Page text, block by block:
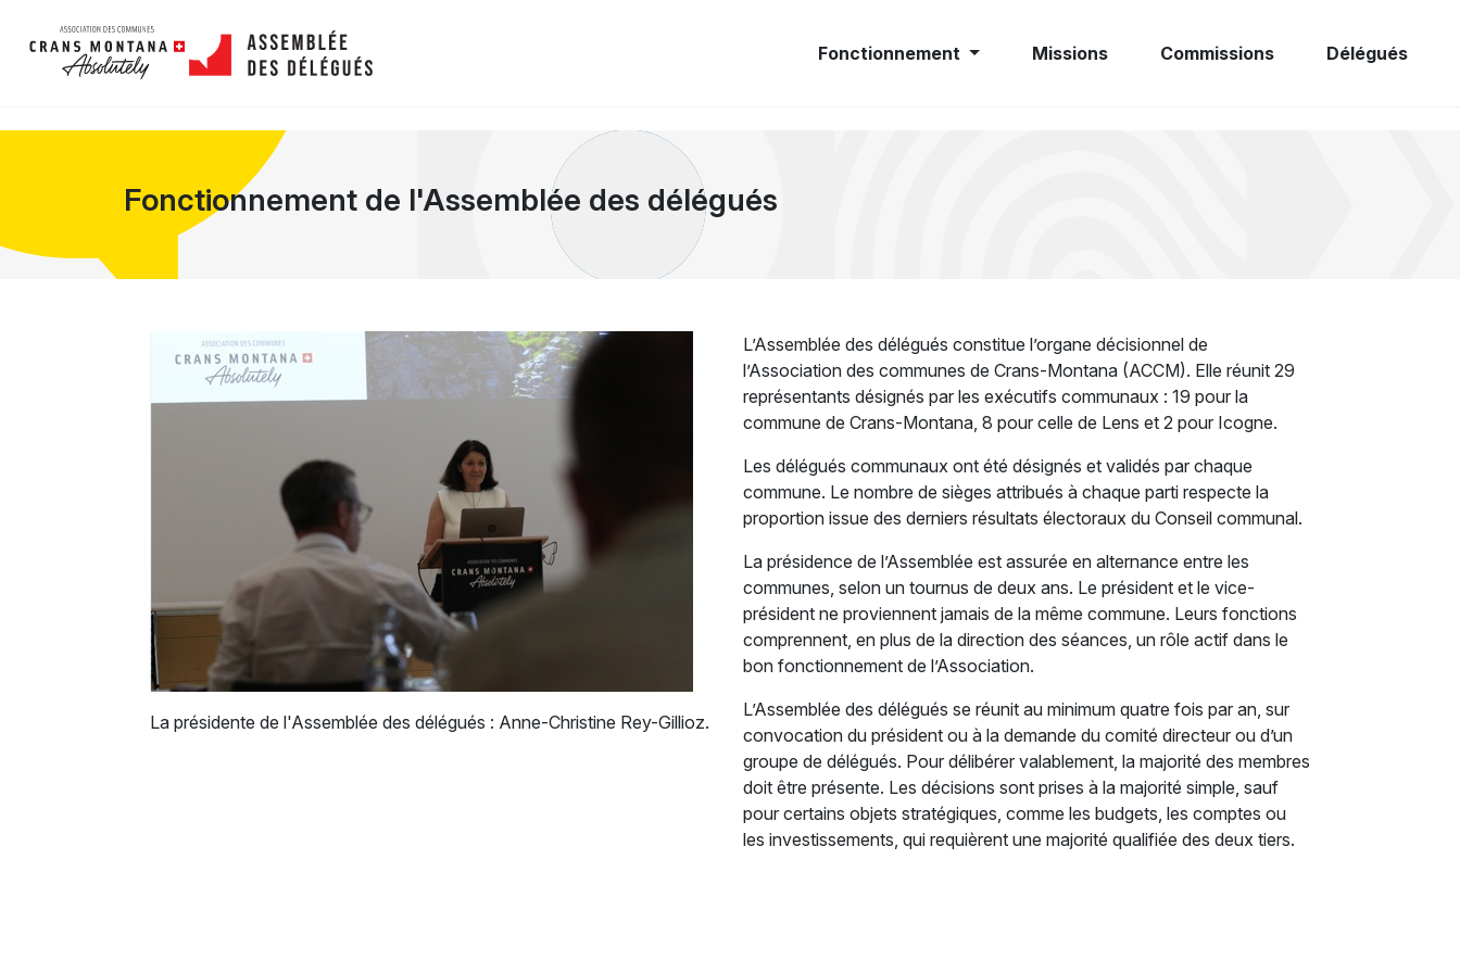
Fonctionnement Missions Commissions Délégués
Fonctionnement de l'Assemblée des délégués
La présidente de l'Assemblée des délégués : Anne-Christine Rey-Gillioz.
L’Assemblée des délégués constitue l’organe décisionnel de
l’Association des communes de Crans-Montana (ACCM). Elle réunit 29
représentants désignés par les exécutifs communaux : 19 pour la
commune de Crans-Montana, 8 pour celle de Lens et 2 pour Icogne.
Les délégués communaux ont été désignés et validés par chaque
commune. Le nombre de sièges attribués à chaque parti respecte la
proportion issue des derniers résultats électoraux du Conseil communal.
La présidence de l’Assemblée est assurée en alternance entre les
communes, selon un tournus de deux ans. Le président et le vice-
président ne proviennent jamais de la même commune. Leurs fonctions
comprennent, en plus de la direction des séances, un rôle actif dans le
bon fonctionnement de l’Association.
L’Assemblée des délégués se réunit au minimum quatre fois par an, sur
convocation du président ou à la demande du comité directeur ou d’un
groupe de délégués. Pour délibérer valablement, la majorité des membres
doit être présente. Les décisions sont prises à la majorité simple, sauf
pour certains objets stratégiques, comme les budgets, les comptes ou
les investissements, qui requièrent une majorité qualifiée des deux tiers.